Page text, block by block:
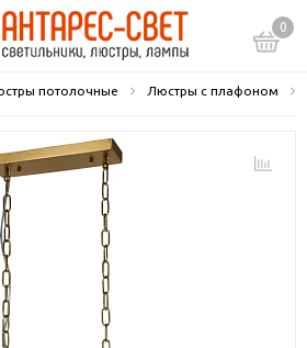
0
потолочные Люстры с плафоном